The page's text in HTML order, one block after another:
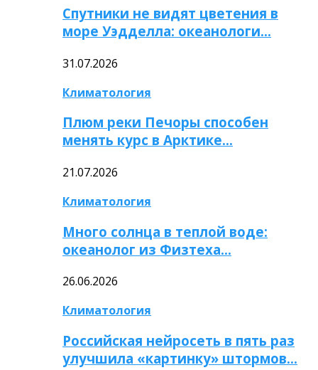
Спутники не видят цветения в
море Уэдделла: океанологи…
31.07.2026
Климатология
Плюм реки Печоры способен
менять курс в Арктике…
21.07.2026
Климатология
Много солнца в теплой воде:
океанолог из Физтеха…
26.06.2026
Климатология
Российская нейросеть в пять раз
улучшила «картинку» штормов…